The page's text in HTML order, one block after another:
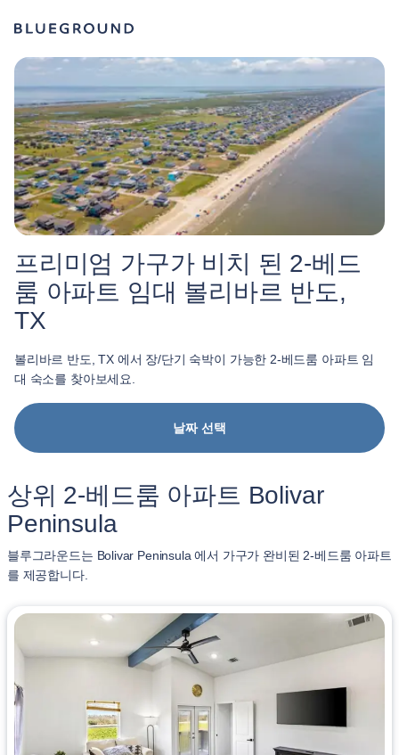
프리미엄 가구가 비치 된 2-베드
룸 아파트 임대 볼리바르 반도,
TX
볼리바르 반도, TX 에서 장/단기 숙박이 가능한 2-베드룸 아파트 임
대 숙소를 찾아보세요.
날짜 선택
상위 2-베드룸 아파트 Bolivar
Peninsula
블루그라운드는 Bolivar Peninsula 에서 가구가 완비된 2-베드룸 아파트
를 제공합니다.